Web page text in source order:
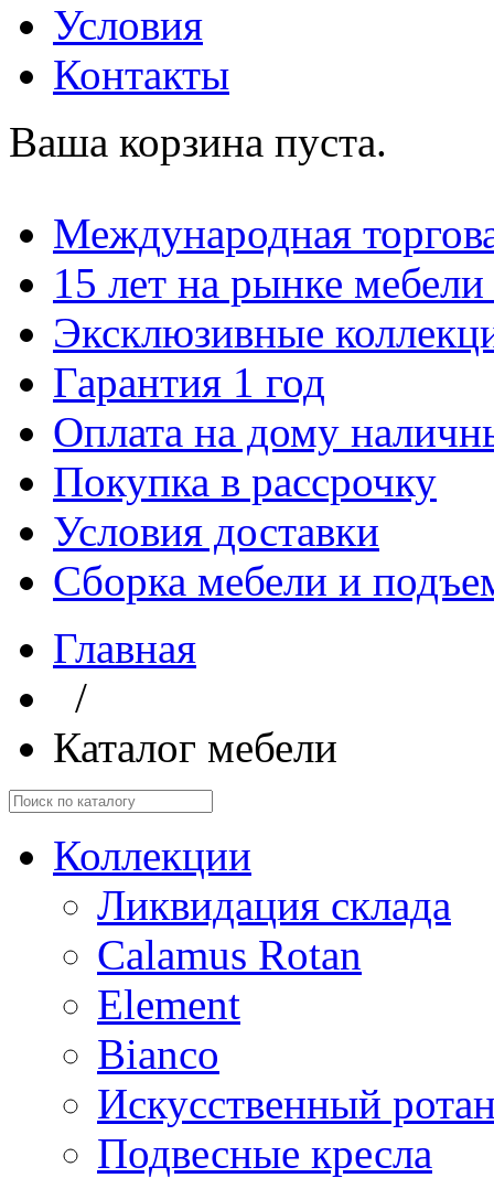
Условия
Контакты
Ваша корзина пуста.
Международная
15 лет на рынке
Эксклюзивные
Гарантия 1 год
Оплата на дому
Покупка в рассрочку
Условия доставки
Сборка мебели и
Главная
/
Каталог мебели
Коллекции
Ликвидация склада
Calamus Rotan
Element
Bianco
Искусственный
Подвесные кресла